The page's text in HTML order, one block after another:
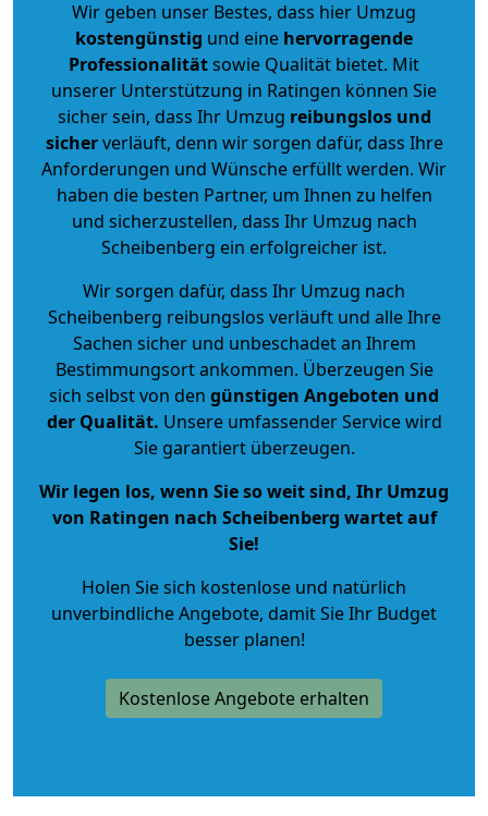
Wir geben unser Bestes, dass hier Umzug
kostengünstig und eine hervorragende
Professionalitätsowie Qualität bietet. Mit
unserer Unterstützung in Ratingen können Sie
sicher sein, dass Ihr Umzug reibungslos und
sicherverläuft, denn wir sorgen dafür, dass Ihre
Anforderungen und Wünsche erfüllt werden. Wir
haben die besten Partner, um Ihnen zu helfen
und sicherzustellen, dass Ihr Umzug nach
Scheibenberg ein erfolgreicher ist.
Wir sorgen dafür, dass Ihr Umzug nach
Scheibenberg reibungslos verläuft und alle Ihre
Sachen sicher und unbeschadet an Ihrem
Bestimmungsort ankommen. Überzeugen Sie
sich selbst von den günstigen Angeboten und
der Qualität. Unsere umfassender Service wird
Sie garantiert überzeugen.
Wir legen los, wenn Sie so weit sind, Ihr Umzug
von Ratingen nach Scheibenberg wartet auf
Sie!
Holen Sie sich kostenlose und natürlich
unverbindliche Angebote, damit Sie Ihr Budget
besser planen!
Kostenlose Angebote erhalten